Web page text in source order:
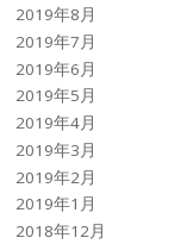
2019年8月
2019年7月
2019年6月
2019年5月
2019年4月
2019年3月
2019年2月
2019年1月
2018年12月